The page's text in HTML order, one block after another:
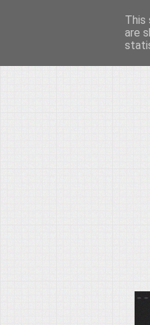
This
are